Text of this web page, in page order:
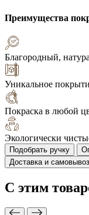
Преимущества
Благородный,
Уникальное
Покраска в любой
Экологически
Подобрать ручку
Доставка и самовывоз
С этим